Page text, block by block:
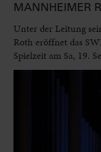
MANNHEIMER
Unter der Leitung
Roth eröffnet das
Spielzeit am Sa, 19.